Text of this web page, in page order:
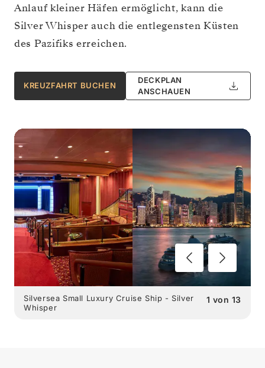
Anlauf kleiner Häfen ermöglicht, kann die
Silver Whisper auch die entlegensten Küsten
des Pazifiks erreichen.
KREUZFAHRT BUCHEN
DECKPLAN
ANSCHAUEN
1 von 13
Silversea Small Luxury Cruise Ship - Silver
Whisper